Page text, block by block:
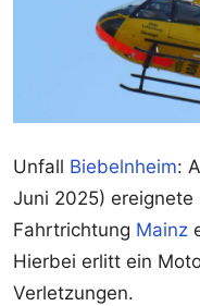
Unfall Biebelnheim:
Juni 2025)
Fahrtrichtung Mainz
Hierbei erlitt ein
Verletzungen.